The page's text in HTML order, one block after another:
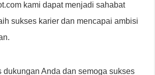
kami dapat menjadi sahabat
sukses karier dan mencapai ambisi
dukungan Anda dan semoga sukses